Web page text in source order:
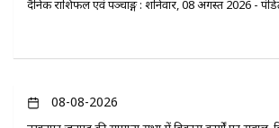
दैनिक राशिफल एवं पञ्चाङ्ग : शनिवार, 08 अगस्त 2026 -
08-08-2026